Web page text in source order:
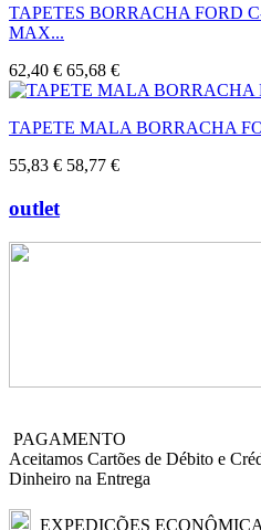
TAPETES BORRACHA FORD
MAX...
62,40 € 65,68 €
TAPETE MALA BORRACHA
55,83 € 58,77 €
outlet
PAGAMENTO
Aceitamos Cartões de Débito e
Dinheiro na Entrega
EXPEDIÇÕES ECONÔMICA